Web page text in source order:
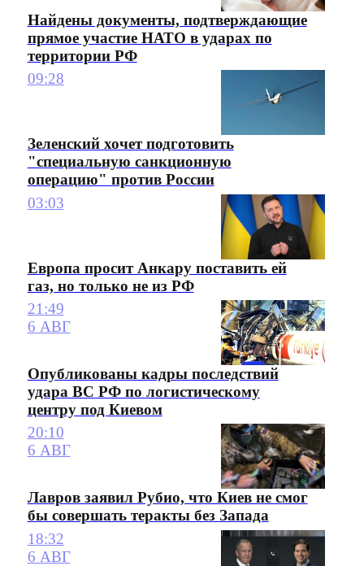
Найдены документы, подтверждающие
прямое участие НАТО в ударах по
территории РФ
09:28
Зеленский хочет подготовить
"специальную санкционную
операцию" против России
03:03
Европа просит Анкару поставить ей
газ, но только не из РФ
21:49
6 АВГ
Опубликованы кадры последствий
удара ВС РФ по логистическому
центру под Киевом
20:10
6 АВГ
Лавров заявил Рубио, что Киев не смог
бы совершать теракты без Запада
18:32
6 АВГ